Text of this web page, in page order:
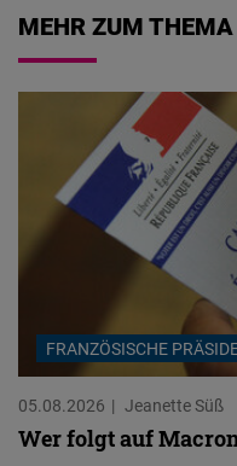
MEHR ZUM THEMA
FRANZÖSISCHE
05.08.2026 Jeanette Süß
Wer folgt auf